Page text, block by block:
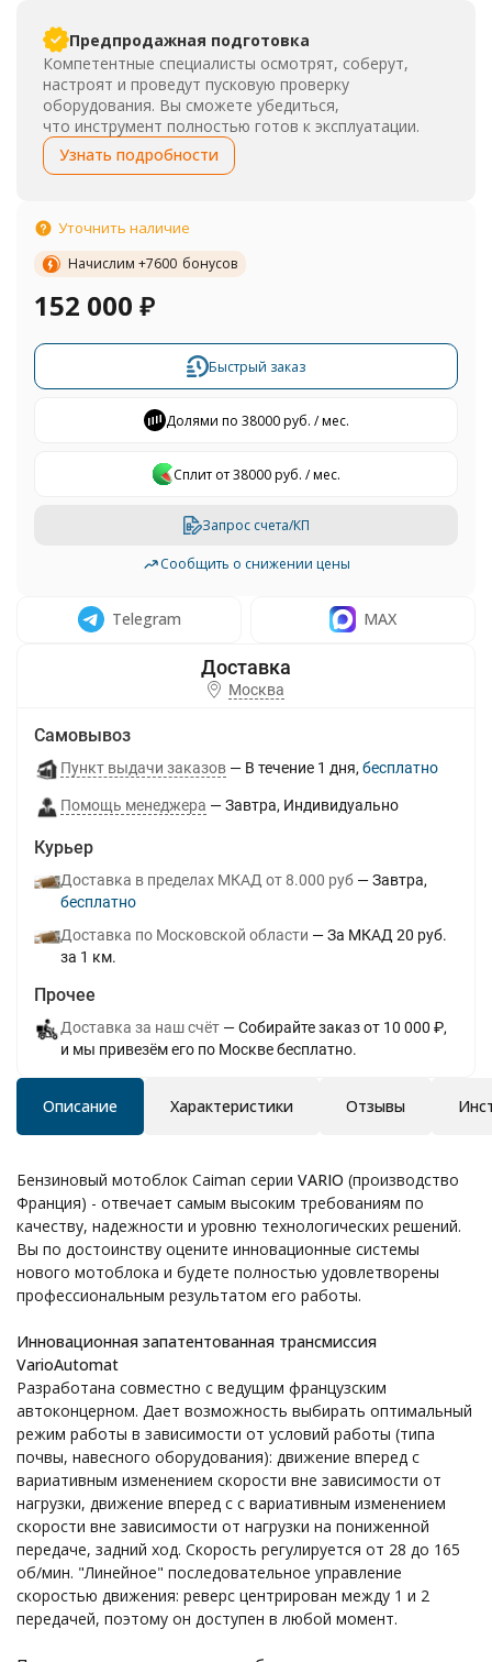
Предпродажная подготовка
Компетентные специалисты осмотрят, соберут,
настроят и проведут пусковую проверку
оборудования. Вы сможете убедиться,
что инструмент полностью готов к эксплуатации.
Узнать подробности
Уточнить наличие
Начислим +7600 бонусов
152 000 ₽
Быстрый заказ
Долями по 38000 руб. / мес.
Сплит от 38000 руб. / мес.
Запрос счета/КП
Сообщить о снижении цены
Telegram MAX
Москва
Самовывоз
Пункт выдачи заказов В течение 1 дня Бесплатно
Помощь менеджера Завтра Индивидуально
Курьер
Доставка в пределах МКАД от 8.000 руб
Завтра
Бесплатно
Доставка по Московской области
За МКАД 20 руб.
за 1 км.
Прочее
Доставка за наш счёт
Собирайте заказ от 10 000 ₽,
и мы привезём его по Москве бесплатно.
Описание Характеристики Отзывы
Бензиновый мотоблок Caiman серии VARIO (производство
Франция) - отвечает самым высоким требованиям по
качеству, надежности и уровню технологических решений.
Вы по достоинству оцените инновационные системы
нового мотоблока и будете полностью удовлетворены
профессиональным результатом его работы.
Инновационная запатентованная трансмиссия
VarioAutomat
Разработана совместно с ведущим французским
автоконцерном. Дает возможность выбирать оптимальный
режим работы в зависимости от условий работы (типа
почвы, навесного оборудования): движение вперед с
вариативным изменением скорости вне зависимости от
нагрузки, движение вперед с с вариативным изменением
скорости вне зависимости от нагрузки на пониженной
передаче, задний ход. Скорость регулируется от 28 до 165
об/мин. "Линейное" последовательное управление
скоростью движения: реверс центрирован между 1 и 2
передачей, поэтому он доступен в любой момент.